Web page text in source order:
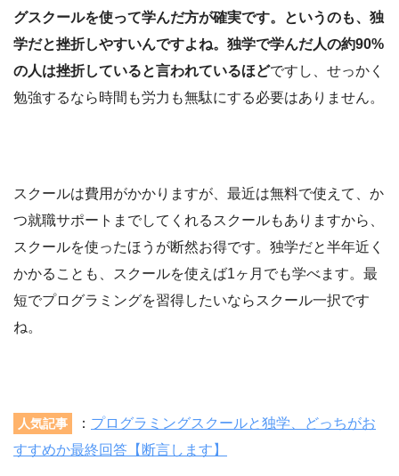
グスクールを使って学んだ方が確実です。というのも、独
学だと挫折しやすいんですよね。独学で学んだ人の約90%
の人は挫折していると言われているほどですし、せっかく
勉強するなら時間も労力も無駄にする必要はありません。
スクールは費用がかかりますが、最近は無料で使えて、か
つ就職サポートまでしてくれるスクールもありますから、
スクールを使ったほうが断然お得です。独学だと半年近く
かかることも、スクールを使えば1ヶ月でも学べます。最
短でプログラミングを習得したいならスクール一択です
ね。
人気記事 ： プログラミングスクールと独学、どっちがお
すすめか最終回答【断言します】